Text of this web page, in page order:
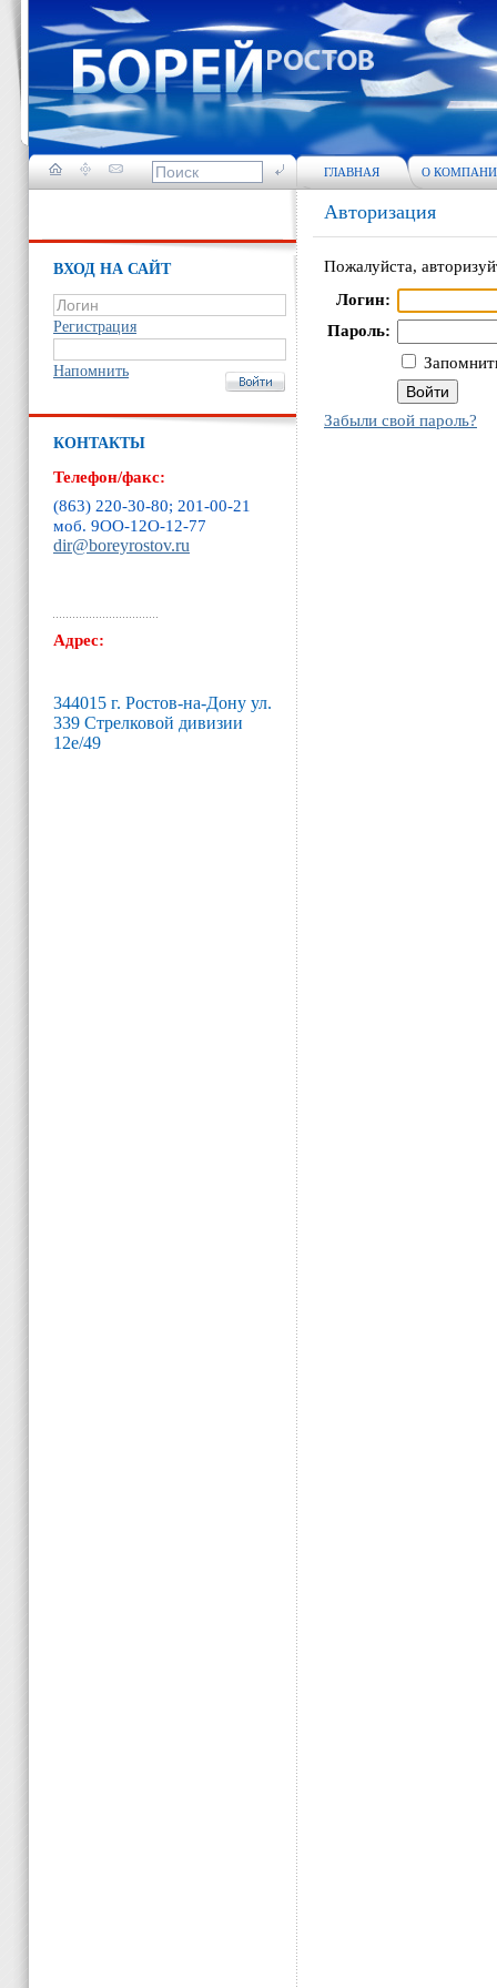
ВХОД НА САЙТ
Регистрация
Напомнить
КОНТАКТЫ
Телефон/факс:
(863) 220-30-80; 201-00-21
моб. 9ОО-12O-12-77
dir@boreyrostov.ru
Адрес:
344015 г. Ростов-на-Дону ул.
339 Стрелковой дивизии
12е/49
ГЛАВНАЯ О
Авторизация
Пожалуйста,
Логин:
Пароль:
Забыли свой пароль?